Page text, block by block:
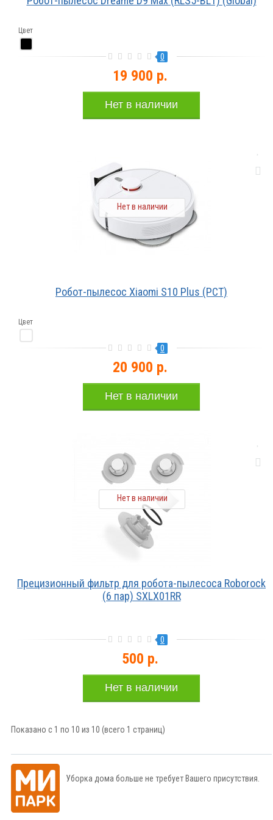
Цвет
0
19 900 р.
Нет в наличии
Нет в наличии
Робот-пылесос Xiaomi S10 Plus (РСТ)
Цвет
0
20 900 р.
Нет в наличии
Нет в наличии
Прецизионный фильтр для робота-пылесоса Roborock
(6 пар) SXLX01RR
0
500 р.
Нет в наличии
Показано с 1 по 10 из 10 (всего 1 страниц)
Уборка дома больше не требует Вашего присутствия.